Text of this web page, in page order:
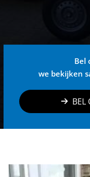
Bel
we bekijken
BEL